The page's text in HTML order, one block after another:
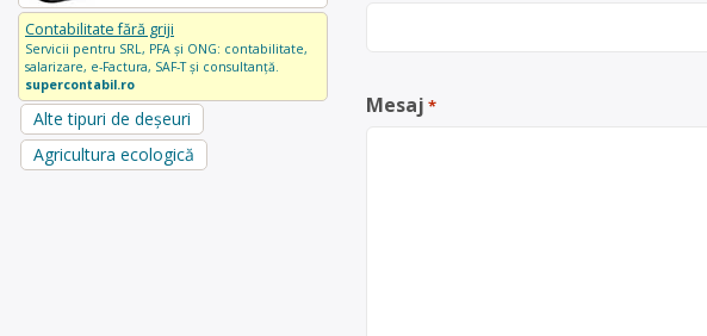
Contabilitate fără griji
Servicii pentru SRL, PFA și ONG: contabilitate,
salarizare, e-Factura, SAF-T și consultanță.
supercontabil.ro
Alte tipuri de deșeuri
Agricultura ecologică
Mesaj *